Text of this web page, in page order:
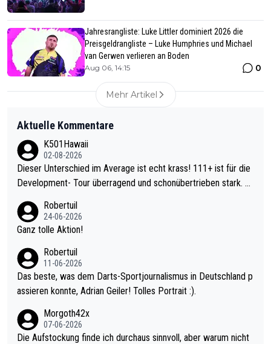
Jahresrangliste: Luke Littler dominiert 2026 die
Preisgeldrangliste – Luke Humphries und Michael
van Gerwen verlieren an Boden
Aug 06, 14:15 0
Mehr Artikel
Aktuelle Kommentare
K501Hawaii
02-08-2026
Dieser Unterschied im Average ist echt krass! 111+ ist für die
Development- Tour überragend und schonübertrieben stark. U
mal 40+ erst recht. Da gewinnst keinen Blumentopf - ist ja noc
h krasser wie ein Pokalspiel eines Kreisligisten vs einem Bund
Robertuil
24-06-2026
Ganz tolle Aktion!
Robertuil
11-06-2026
Das beste, was dem Darts-Sportjournalismus in Deutschland p
assieren konnte, Adrian Geiler! Tolles Portrait :).
Morgoth42x
07-06-2026
Die Aufstockung finde ich durchaus sinnvoll, aber warum nicht